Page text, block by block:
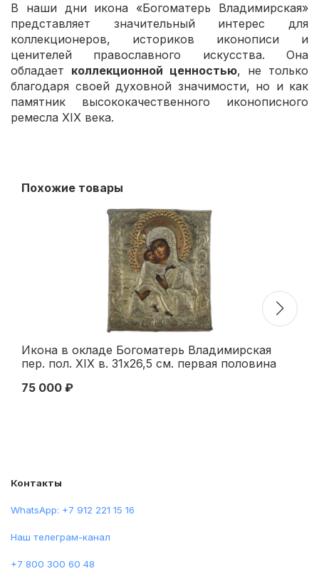
В наши дни икона «Богоматерь Владимирская»
представляет значительный интерес для
коллекционеров, историков иконописи и
ценителей православного искусства. Она
обладает коллекционной ценностью, не только
благодаря своей духовной значимости, но и как
памятник высококачественного иконописного
ремесла XIX века.
Похожие товары
Икона в окладе Богоматерь Владимирская
пер. пол. ХІХ в. 31x26,5 см. первая половина
75 000 ₽
Контакты
WhatsApp: +7 912 221 15 16
Наш телеграм-канал
+7 800 300 60 48